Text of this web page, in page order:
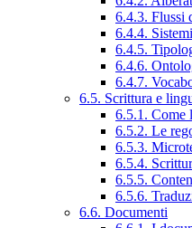
6.4.3. Flussi
6.4.4.
6.4.5.
6.4.6.
6.4.7.
6.5. Scrittura e
6.5.1. Come
6.5.2. Le
6.5.3.
6.5.4.
6.5.5.
6.5.6.
6.6. Documenti